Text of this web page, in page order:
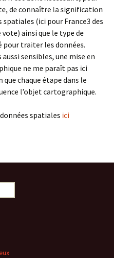
de connaître la signification
(ici pour France3 des
ainsi que le type de
traiter les données.
sensibles, une mise en
ne me paraît pas ici
chaque étape dans le
l’objet cartographique.
spatiales ici